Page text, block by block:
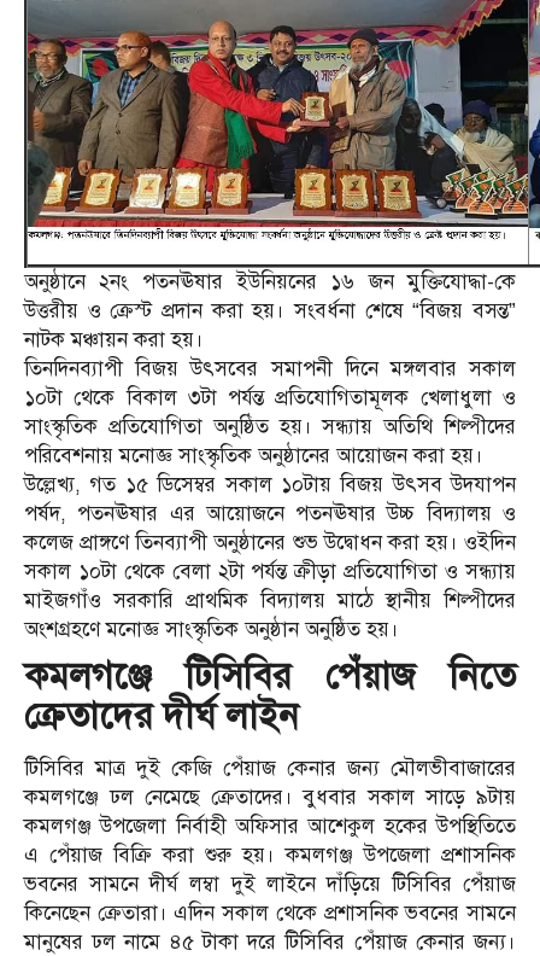
অনুষ্ঠানে ২নং পতনঊষার ইউনিয়নের ১৬ জন মুক্তিযোদ্ধা-কে
উত্তরীয় ও ক্রেস্ট প্রদান করা হয়। সংবর্ধনা শেষে “বিজয় বসন্ত”
নাটক মঞ্চায়ন করা হয়।
তিনদিনব্যাপী বিজয় উৎসবের সমাপনী দিনে মঙ্গলবার সকাল
১০টা থেকে বিকাল ৩টা পর্যন্ত প্রতিযোগিতামূলক খেলাধুলা ও
সাংস্কৃতিক প্রতিযোগিতা অনুষ্ঠিত হয়। সন্ধ্যায় অতিথি শিল্পীদের
পরিবেশনায় মনোজ্ঞ সাংস্কৃতিক অনুষ্ঠানের আয়োজন করা হয়।
উল্লেখ্য, গত ১৫ ডিসেম্বর সকাল ১০টায় বিজয় উৎসব উদযাপন
পর্ষদ, পতনঊষার এর আয়োজনে পতনঊষার উচ্চ বিদ্যালয় ও
কলেজ প্রাঙ্গণে তিনব্যাপী অনুষ্ঠানের শুভ উদ্বোধন করা হয়। ওইদিন
সকাল ১০টা থেকে বেলা ২টা পর্যন্ত ক্রীড়া প্রতিযোগিতা ও সন্ধ্যায়
মাইজগাঁও সরকারি প্রাথমিক বিদ্যালয় মাঠে স্থানীয় শিল্পীদের
অংশগ্রহণে মনোজ্ঞ সাংস্কৃতিক অনুষ্ঠান অনুষ্ঠিত হয়।
কমলগঞ্জে টিসিবির পেঁয়াজ নিতে
ক্রেতাদের দীর্ঘ লাইন
টিসিবির মাত্র দুই কেজি পেঁয়াজ কেনার জন্য মৌলভীবাজারের
কমলগঞ্জে ঢল নেমেছে ক্রেতাদের। বুধবার সকাল সাড়ে ৯টায়
কমলগঞ্জ উপজেলা নির্বাহী অফিসার আশেকুল হকের উপস্থিতিতে
এ পেঁয়াজ বিক্রি করা শুরু হয়। কমলগঞ্জ উপজেলা প্রশাসনিক
ভবনের সামনে দীর্ঘ লম্বা দুই লাইনে দাঁড়িয়ে টিসিবির পেঁয়াজ
কিনেছেন ক্রেতারা। এদিন সকাল থেকে প্রশাসনিক ভবনের সামনে
মানুষের ঢল নামে ৪৫ টাকা দরে টিসিবির পেঁয়াজ কেনার জন্য।